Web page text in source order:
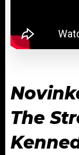
The